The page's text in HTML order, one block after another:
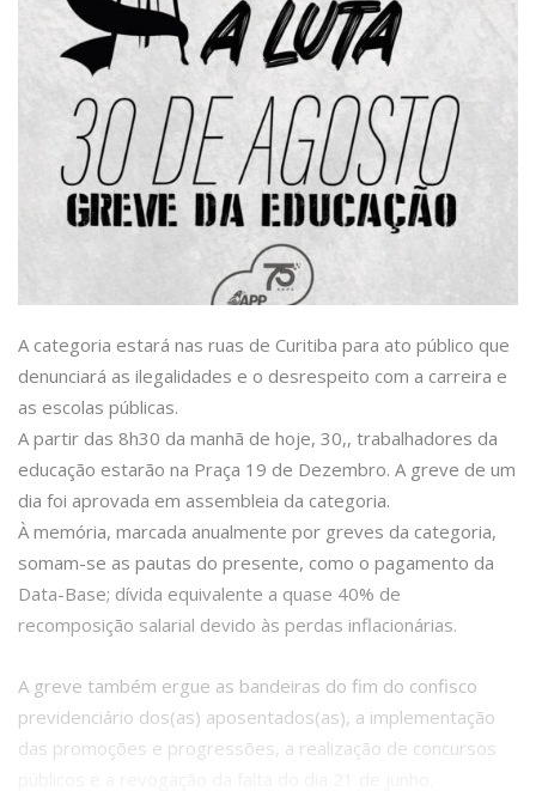
A categoria estará nas ruas de Curitiba para ato público que
denunciará as ilegalidades e o desrespeito com a carreira e
as escolas públicas.
A partir das 8h30 da manhã de hoje, 30,, trabalhadores da
educação estarão na Praça 19 de Dezembro. A greve de um
dia foi aprovada em assembleia da categoria.
À memória, marcada anualmente por greves da categoria,
somam-se as pautas do presente, como o pagamento da
Data-Base; dívida equivalente a quase 40% de
recomposição salarial devido às perdas inflacionárias.
A greve também ergue as bandeiras do fim do confisco
previdenciário dos(as) aposentados(as), a implementação
das promoções e progressões, a realização de concursos